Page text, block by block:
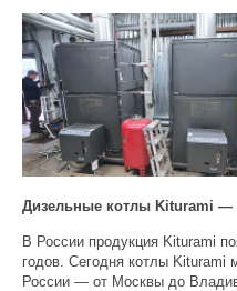
Дизельные котлы Kiturami —
В России продукция Kiturami
годов. Сегодня котлы Kiturami
России — от Москвы до